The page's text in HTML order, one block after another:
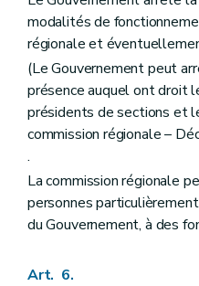
Art. 180
Chapitre II De
Art. 181
Chapitre III
Des sites de réhabilitation
Art. 182
Chapitre IV (Du Fonds d'aménagement opérationnel et
Art. 183
Art. 183bis
Chapitre V
Des
Livre III Dispositions
Titre premier
Chapitre premier
Art. 185
modalités de
régionale et
(Le Gouvernement peut
présence auquel ont droit
présidents de sections et
commission régionale –
.
La commission régionale
personnes
du Gouvernement, à des
Art. 6.